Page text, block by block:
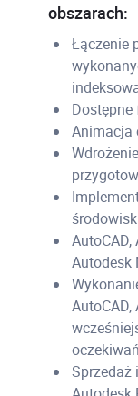
obszarach:
Łączenie
Dostępne
Animacja
AutoCAD,
Autodesk
AutoCAD,
Sprzedaż